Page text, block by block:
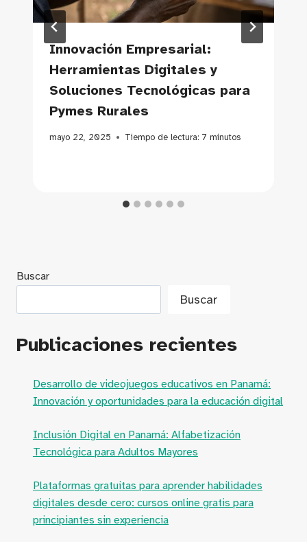
Innovación Empresarial:
Herramientas Digitales y
Soluciones Tecnológicas para
Pymes Rurales
mayo 22, 2025 Tiempo de lectura: 7 minutos
Buscar
Buscar
Publicaciones recientes
Desarrollo de videojuegos educativos en Panamá:
Innovación y oportunidades para la educación digital
Inclusión Digital en Panamá: Alfabetización
Tecnológica para Adultos Mayores
Plataformas gratuitas para aprender habilidades
digitales desde cero: cursos online gratis para
principiantes sin experiencia